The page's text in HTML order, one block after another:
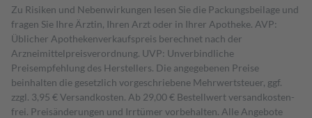
Zu Risiken und Nebenwirkungen lesen Sie die Packungsbeilage und
fragen Sie Ihre Ärztin, Ihren Arzt oder in Ihrer Apotheke. AVP:
Üblicher Apothekenverkaufspreis berechnet nach der
Arzneimittelpreisverordnung. UVP: Unverbindliche
Preisempfehlung des Herstellers. Die angegebenen Preise
beinhalten die gesetzlich vorgeschriebene Mehrwertsteuer, ggf.
zzgl. 3,95 € Versandkosten. Ab 29,00 € Bestell­wert versand­kosten­
frei. Preisänderungen und Irrtümer vorbehalten. Alle Angebote